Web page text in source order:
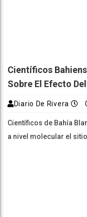
Científicos
Sobre El Efecto
Diario De Rivera
Científicos de Bahía
a nivel molecular el